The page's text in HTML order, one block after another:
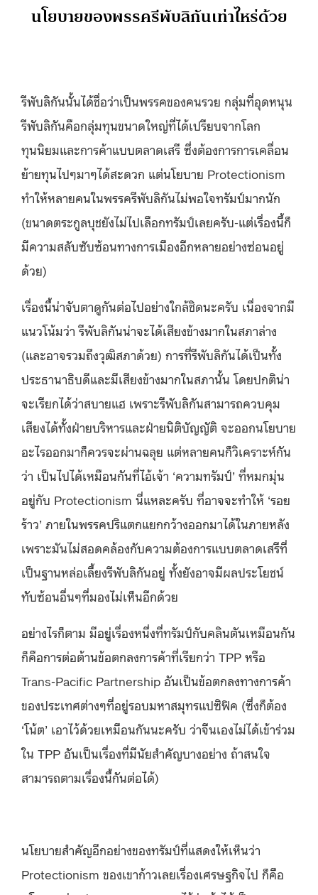
นโยบายของพรรครีพับลิกันเท่าไหร่ด้วย
รีพับลิกันนั้นได้ชื่อว่าเป็นพรรคของคนรวย กลุ่มที่อุดหนุน
รีพับลิกันคือกลุ่มทุนขนาดใหญ่ที่ได้เปรียบจากโลก
ทุนนิยมและการค้าแบบตลาดเสรี ซึ่งต้องการการเคลื่อน
ย้ายทุนไปๆมาๆได้สะดวก แต่นโยบาย Protectionism
ทำให้หลายคนในพรรครีพับลิกันไม่พอใจทรัมป์มากนัก
(ขนาดตระกูลบุชยังไม่ไปเลือกทรัมป์เลยครับ-แต่เรื่องนี้ก็
มีความสลับซับซ้อนทางการเมืองอีกหลายอย่างซ่อนอยู่
ด้วย)
เรื่องนี้น่าจับตาดูกันต่อไปอย่างใกล้ชิดนะครับ เนื่องจากมี
แนวโน้มว่า รีพับลิกันน่าจะได้เสียงข้างมากในสภาล่าง
(และอาจรวมถึงวุฒิสภาด้วย) การที่รีพับลิกันได้เป็นทั้ง
ประธานาธิบดีและมีเสียงข้างมากในสภานั้น โดยปกติน่า
จะเรียกได้ว่าสบายแฮ เพราะรีพับลิกันสามารถควบคุม
เสียงได้ทั้งฝ่ายบริหารและฝ่ายนิติบัญญัติ จะออกนโยบาย
อะไรออกมาก็ควรจะผ่านฉลุย แต่หลายคนก็วิเคราะห์กัน
ว่า เป็นไปได้เหมือนกันที่ไอ้เจ้า ‘ความทรัมป์’ ที่หมกมุ่น
อยู่กับ Protectionism นี่แหละครับ ที่อาจจะทำให้ ‘รอย
ร้าว’ ภายในพรรคปริแตกแยกกว้างออกมาได้ในภายหลัง
เพราะมันไม่สอดคล้องกับความต้องการแบบตลาดเสรีที่
เป็นฐานหล่อเลี้ยงรีพับลิกันอยู่ ทั้งยังอาจมีผลประโยชน์
ทับซ้อนอื่นๆที่มองไม่เห็นอีกด้วย
อย่างไรก็ตาม มีอยู่เรื่องหนึ่งที่ทรัมป์กับคลินตันเหมือนกัน
ก็คือการต่อต้านข้อตกลงการค้าที่เรียกว่า TPP หรือ
Trans-Pacific Partnership อันเป็นข้อตกลงทางการค้า
ของประเทศต่างๆที่อยู่รอบมหาสมุทรแปซิฟิค (ซึ่งก็ต้อง
‘โน้ต’ เอาไว้ด้วยเหมือนกันนะครับ ว่าจีนเองไม่ได้เข้าร่วม
ใน TPP อันเป็นเรื่องที่มีนัยสำคัญบางอย่าง ถ้าสนใจ
สามารถตามเรื่องนี้กันต่อได้)
นโยบายสำคัญอีกอย่างของทรัมป์ที่แสดงให้เห็นว่า
Protectionism ของเขาก้าวเลยเรื่องเศรษฐกิจไป ก็คือ